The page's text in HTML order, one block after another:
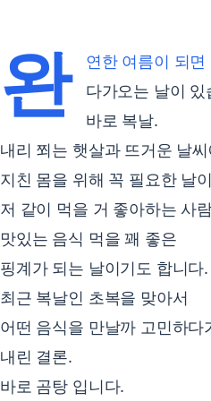
완
연한 여름이 되면
다가오는 날이 있
바로 복날.
내리 쬐는 햇살과 뜨거운 날씨
지친 몸을 위해 꼭 필요한 날
저 같이 먹을 거 좋아하는 사
맛있는 음식 먹을 꽤 좋은
핑계가 되는 날이기도 합니다.
최근 복날인 초복을 맞아서
어떤 음식을 만날까 고민하다
내린 결론.
바로 곰탕 입니다.